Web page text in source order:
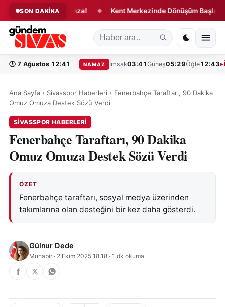
SON DAKİKA
Değiştirecek İmza! ◆ Kent Merkezinde Dönüşüm Başladı!
🕒 7 Ağustos 12:41 NAMAZ İmsak03:41 Güneş05:29Öğle12:43
Ana Sayfa › Sivasspor Haberleri › Fenerbahçe Taraftarı, 90 Dakika
Omuz Omuza Destek Sözü Verdi
SIVASSPOR HABERLERI
Fenerbahçe Taraftarı, 90 Dakika
Omuz Omuza Destek Sözü Verdi
ÖZET
Fenerbahçe taraftarı, sosyal medya üzerinden
takımlarına olan desteğini bir kez daha gösterdi.
Gülnur Dede
Muhabir · 2 Ekim 2025 18:18 · 1 dk okuma